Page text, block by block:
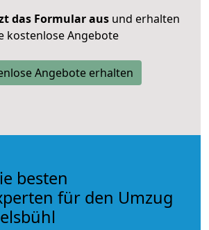
das Formular ausund erhalten
kostenlose Angebote
Angebote erhalten
besten
für den Umzug